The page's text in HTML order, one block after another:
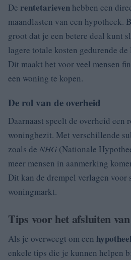
De rentetarieven hebben een
maandlasten van een hypotheek.
groot dat je een betere deal kunt
lagere totale kosten gedurende
Dit maakt het voor veel mensen
een woning te kopen.
De rol van de overheid
Daarnaast speelt de overheid
woningbezit. Met verschillende
zoals de NHG (Nationale
meer mensen in aanmerking
Dit kan de drempel verlagen voor
woningmarkt.
Tips voor het afsluiten
Als je overweegt om een
enkele tips die je kunnen helpen